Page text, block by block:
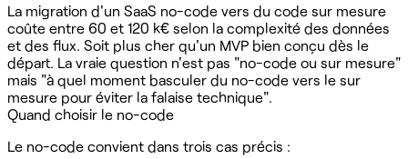
La migration d'un SaaS no-code vers du code sur mesure
coûte entre 60 et 120 k€ selon la complexité des données
et des flux. Soit plus cher qu'un MVP bien conçu dès le
départ. La vraie question n'est pas "no-code ou sur mesure"
mais "à quel moment basculer du no-code vers le sur
mesure pour éviter la falaise technique".
Quand choisir le no-code
Le no-code convient dans trois cas précis :